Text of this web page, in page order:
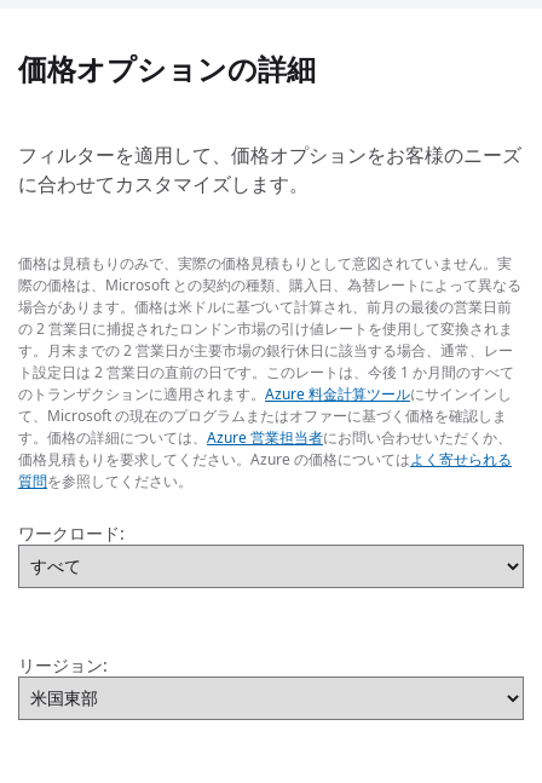
価格オプションの詳細
フィルターを適用して、価格オプションをお客様のニーズ
に合わせてカスタマイズします。
価格は見積もりのみで、実際の価格見積もりとして意図されていません。実
際の価格は、Microsoft との契約の種類、購入日、為替レートによって異なる
場合があります。価格は米ドルに基づいて計算され、前月の最後の営業日前
の 2 営業日に捕捉されたロンドン市場の引け値レートを使用して変換されま
す。月末までの 2 営業日が主要市場の銀行休日に該当する場合、通常、レー
ト設定日は 2 営業日の直前の日です。このレートは、今後 1 か月間のすべて
のトランザクションに適用されます。 Azure 料金計算ツールにサインインし
て、Microsoft の現在のプログラムまたはオファーに基づく価格を確認しま
す。価格の詳細については、 Azure 営業担当者にお問い合わせいただくか、
価格見積もりを要求してください。Azure の価格についてはよく寄せられる
質問を参照してください。
ワークロード:
リージョン: